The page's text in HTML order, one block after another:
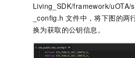
Living_SDK/framework/
_config.h 文件中，将下图的两
换为获取的公钥信息。